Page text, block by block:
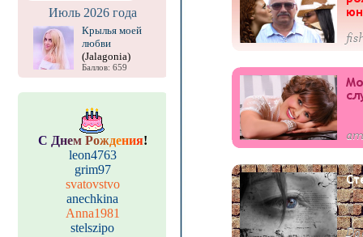
Июль 2026 года
Крылья моей
любви
(Jalagonia)
Баллов: 659
С Днем Рождения!
leon4763
grim97
svatovstvo
anechkina
Anna1981
stelszipo